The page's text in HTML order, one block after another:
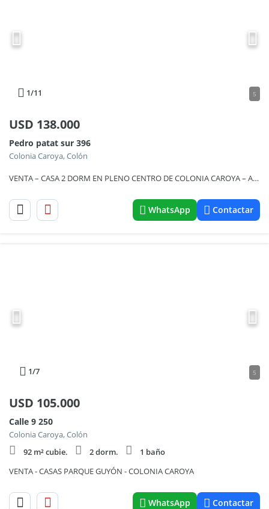
1/11 5
USD 138.000
Pedro patat sur 396
Colonia Caroya, Colón
VENTA – CASA 2 DORM EN PLENO CENTRO DE COLONIA CAROYA – APTO CRÉDITO
WhatsApp Contactar
1/7 5
USD 105.000
Calle 9 250
Colonia Caroya, Colón
92 m² cubie.
2 dorm.
1 baño
VENTA - CASAS PARQUE GUYÓN - COLONIA CAROYA
WhatsApp Contactar